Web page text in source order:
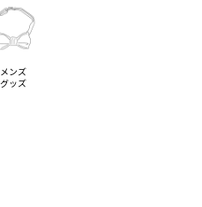
メンズ
グッズ